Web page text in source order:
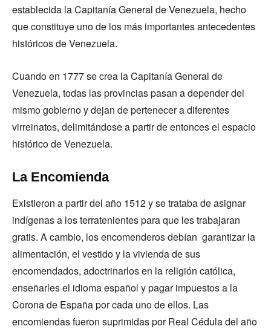
establecida la Capitanía General de Venezuela, hecho
que constituye uno de los más importantes antecedentes
históricos de Venezuela.
Cuando en 1777 se crea la Capitanía General de
Venezuela, todas las provincias pasan a depender del
mismo gobierno y dejan de pertenecer a diferentes
virreinatos, delimitándose a partir de entonces el espacio
histórico de Venezuela.
La Encomienda
Existieron a partir del año 1512 y se trataba de asignar
indígenas a los terratenientes para que les trabajaran
gratis. A cambio, los encomenderos debían garantizar la
alimentación, el vestido y la vivienda de sus
encomendados, adoctrinarlos en la religión católica,
enseñarles el idioma español y pagar impuestos a la
Corona de España por cada uno de ellos. Las
encomiendas fueron suprimidas por Real Cédula del año